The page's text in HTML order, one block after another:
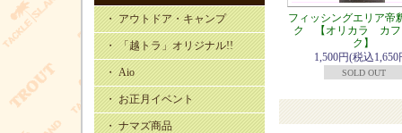
・ アウトドア・キャンプ
・ 「越トラ」オリジナル!!
・ Aio
・ お正月イベント
・ ナマズ商品
フィッシングエリア
ク 【オリカラ カフ
ク】
1,500円(税込1,650
SOLD OUT